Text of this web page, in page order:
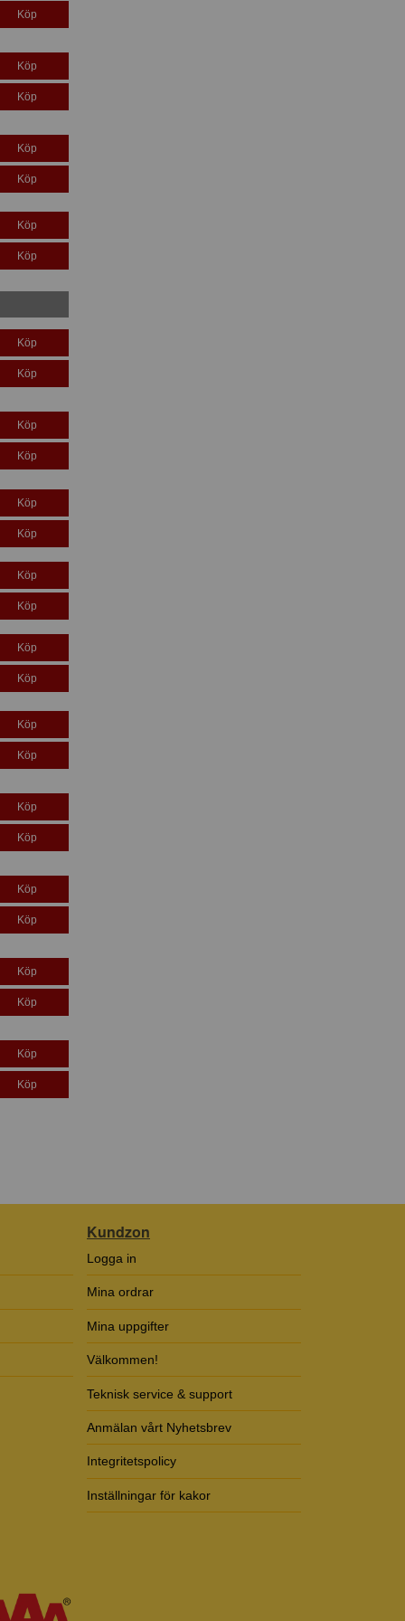
Köp
Köp
Köp
Köp
Köp
Köp
Köp
Köp
Köp
Köp
Köp
Köp
Köp
Köp
Köp
Köp
Köp
Köp
Köp
Köp
Köp
Köp
Köp
Köp
Köp
Köp
Köp
Kundzon
Logga in
Mina ordrar
Mina uppgifter
Välkommen!
Teknisk service & support
Anmälan vårt Nyhetsbrev
Integritetspolicy
Inställningar för kakor